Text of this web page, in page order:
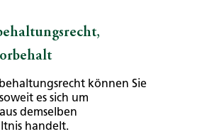
können Sie
es sich um
demselben
handelt.